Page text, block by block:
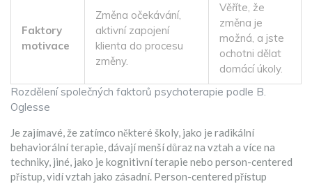
Rozdělení společných faktorů psychoterapie podle B.
Oglesse
Faktory
motivace
Změna očekávání,
aktivní zapojení
klienta do procesu
změny.
Věříte, že
změna je
možná, a jste
ochotni dělat
domácí úkoly.
Je zajímavé, že zatímco některé školy, jako je radikální
behaviorální terapie, dávají menší důraz na vztah a více na
techniky, jiné, jako je kognitivní terapie nebo person-centered
přístup, vidí vztah jako zásadní. Person-centered přístup